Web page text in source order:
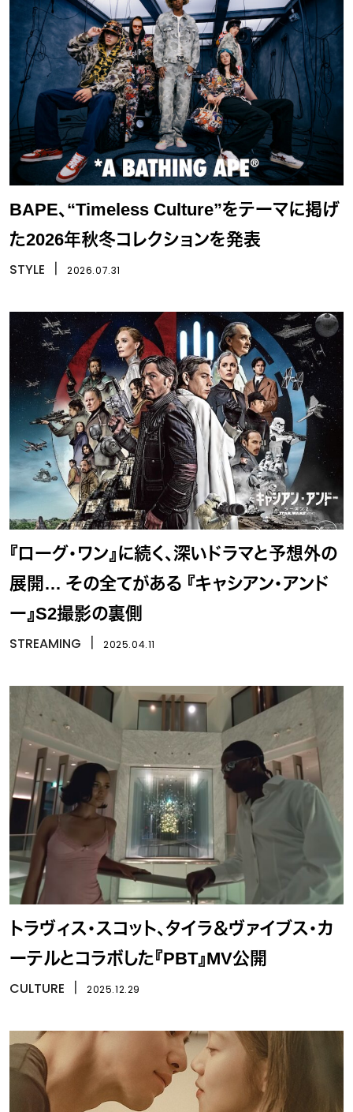
BAPE、“Timeless Culture”をテーマに掲げ
た2026年秋冬コレクションを発表
STYLE 2026.07.31
『ローグ・ワン』に続く、深いドラマと予想外の
展開… その全てがある 『キャシアン・アンド
ー』S2撮影の裏側
STREAMING 2025.04.11
トラヴィス・スコット、タイラ＆ヴァイブス・カ
ーテルとコラボした『PBT』MV公開
CULTURE 2025.12.29